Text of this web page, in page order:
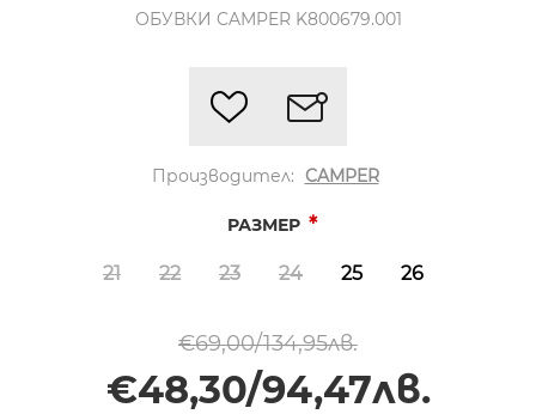
ОБУВКИ CAMPER K800679.001
Производител: CAMPER
РАЗМЕР *
21 22 23 24 25 26
€69,00/134,95лв.
€48,30/94,47лв.